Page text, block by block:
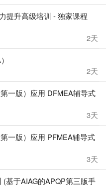
提升高级培训 - 独家课程
2天
2天
一版）应用 DFMEA辅导式
3天
一版）应用 PFMEA辅导式
3天
基于AIAG的APQP第三版手